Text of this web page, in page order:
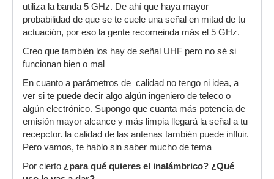
utiliza la banda 5 GHz. De ahí que haya mayor
probabilidad de que se te cuele una señal en mitad de tu
actuación, por eso la gente recomeinda más el 5 GHz.
Creo que también los hay de señal UHF pero no sé si
funcionan bien o mal
En cuanto a parámetros de calidad no tengo ni idea, a
ver si te puede decir algo algún ingeniero de teleco o
algún electrónico. Supongo que cuanta más potencia de
emisión mayor alcance y más limpia llegará la señal a tu
recepctor. la calidad de las antenas también puede influir.
Pero vamos, te hablo sin saber mucho de tema
Por cierto ¿para qué quieres el inalámbrico? ¿Qué